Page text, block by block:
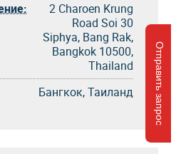
Отправить запрос
2 Charoen Krung
Road Soi 30
Siphya, Bang Rak,
Bangkok 10500,
Thailand
Бангкок, Таиланд